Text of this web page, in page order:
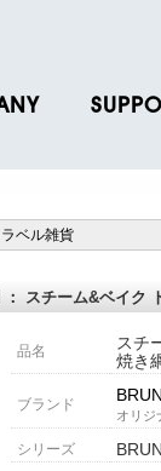
各種お問い
ラベル雑貨
スチーム&ベイク
品名
スチ
焼き
ブランド
オリジ
シリーズ